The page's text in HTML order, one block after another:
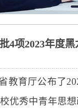
4项2023年度
教育厅公布了
优秀中青年思